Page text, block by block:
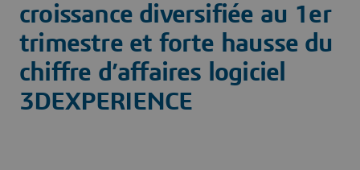
croissance diversifiée au 1er
trimestre et forte hausse du
chiffre d’affaires logiciel
3DEXPERIENCE